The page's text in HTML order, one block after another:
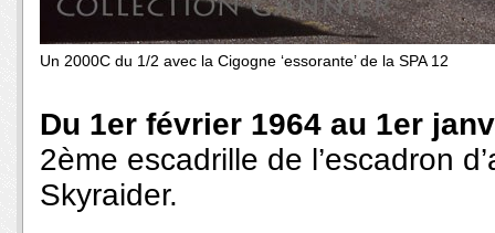
Un 2000C du 1/2 avec la Cigogne ‘essorante’ de la SPA 12
Du 1er février 1964 au 1er
2ème escadrille de l’escadron
Skyraider.